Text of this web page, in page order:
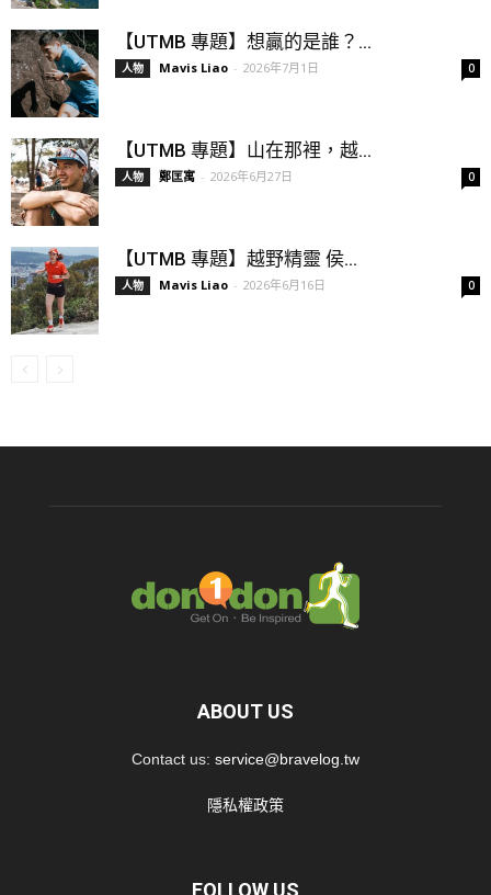
【UTMB 專題】想贏的是誰？...
人物 Mavis Liao - 2026年7月1日 0
【UTMB 專題】山在那裡，越...
人物 鄭匡寓 - 2026年6月27日 0
【UTMB 專題】越野精靈 侯...
人物 Mavis Liao - 2026年6月16日 0
ABOUT US
Contact us: service@bravelog.tw
隱私權政策
FOLLOW US